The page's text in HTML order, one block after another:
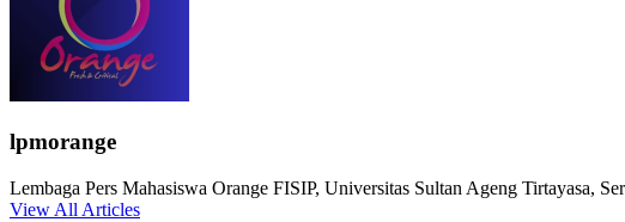
lpmorange
Lembaga Pers Mahasiswa Orange FISIP, Universitas Sultan Ageng Tirtayasa,
View All Articles